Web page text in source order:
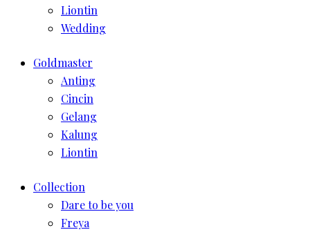
Liontin
Wedding
Goldmaster
Anting
Cincin
Gelang
Kalung
Liontin
Collection
Dare to be you
Freya